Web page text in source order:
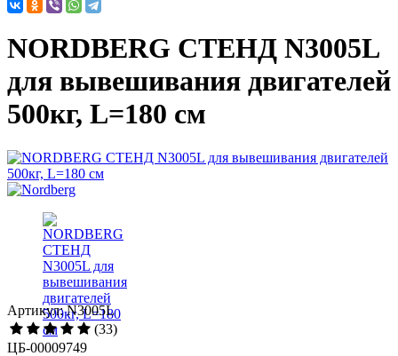
NORDBERG СТЕНД N3005L
для вывешивания двигателей
500кг, L=180 см
Артикул: N3005L
(33)
ЦБ-00009749